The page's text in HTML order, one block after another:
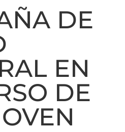
DE
EN
DE